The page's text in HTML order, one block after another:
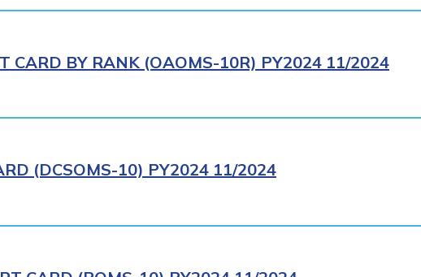
CARD BY RANK (OAOMS-10R) PY2024 11/2024
(DCSOMS-10) PY2024 11/2024